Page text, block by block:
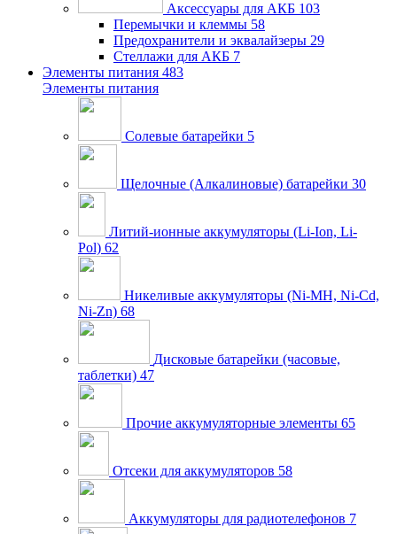
Аксессуары для АКБ 103
Перемычки и клеммы 58
Предохранители и эквалайзеры 29
Стеллажи для АКБ 7
Элементы питания 483
Элементы питания
Солевые батарейки 5
Щелочные (Алкалиновые) батарейки 30
Литий-ионные аккумуляторы (Li-Ion, Li-
Pol) 62
Никеливые аккумуляторы (Ni-MH, Ni-Cd,
Ni-Zn) 68
Дисковые батарейки (часовые,
таблетки) 47
Прочие аккумуляторные элементы 65
Отсеки для аккумуляторов 58
Аккумуляторы для радиотелефонов 7